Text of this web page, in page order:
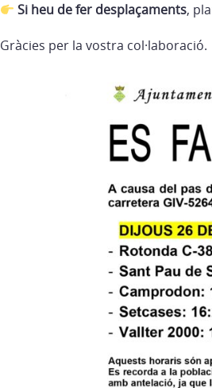
Si heu de fer desplaçaments,
Gràcies per la vostra col·laboració.